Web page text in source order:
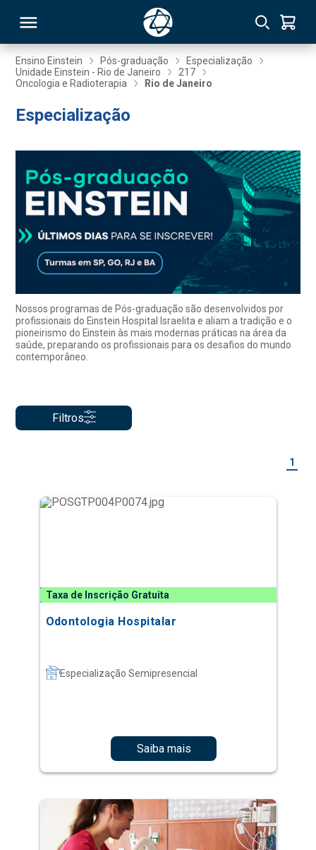
Ensino Einstein Pós-graduação
Especialização
Unidade Einstein - Rio de Janeiro
217
Oncologia e Radioterapia
Rio de Janeiro
Especialização
Nossos programas de Pós-graduação são desenvolvidos por
profissionais do Einstein Hospital Israelita e aliam a tradição e o
pioneirismo do Einstein às mais modernas práticas na área da
saúde, preparando os profissionais para os desafios do mundo
contemporâneo.
Filtros
1
Taxa de Inscrição Gratuita
Odontologia Hospitalar
Especialização Semipresencial
Saiba mais